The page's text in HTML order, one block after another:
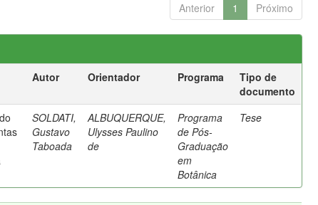
Anterior 1 Próximo
Autor Orientador Programa
Tipo de
documento
SOLDATI,
Gustavo
Taboada
ALBUQUERQUE,
Ulysses Paulino
de
Programa
de Pós-
Graduação
em
Botânica
Tese